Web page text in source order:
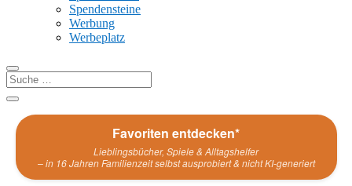
Spendensteine
Werbung
Werbeplatz
Favoriten entdecken*
Lieblingsbücher, Spiele & Alltagshelfer
– in 16 Jahren Familienzeit selbst ausprobiert & nicht KI-generiert